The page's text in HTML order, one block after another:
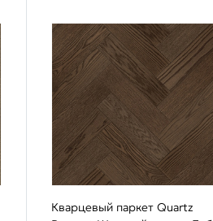
Кварцевый паркет Quartz